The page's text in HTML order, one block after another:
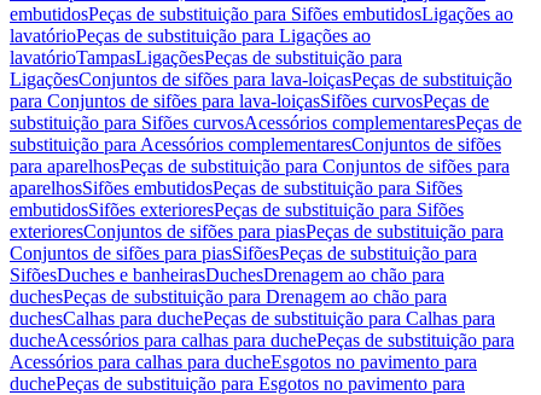
embutidosPeças de substituição para Sifões embutidosLigações ao
lavatórioPeças de substituição para Ligações ao
lavatórioTampasLigaçõesPeças de substituição para
LigaçõesConjuntos de sifões para lava-loiçasPeças de substituição
para Conjuntos de sifões para lava-loiçasSifões curvosPeças de
substituição para Sifões curvosAcessórios complementaresPeças de
substituição para Acessórios complementaresConjuntos de sifões
para aparelhosPeças de substituição para Conjuntos de sifões para
aparelhosSifões embutidosPeças de substituição para Sifões
embutidosSifões exterioresPeças de substituição para Sifões
exterioresConjuntos de sifões para piasPeças de substituição para
Conjuntos de sifões para piasSifõesPeças de substituição para
SifõesDuches e banheirasDuchesDrenagem ao chão para
duchesPeças de substituição para Drenagem ao chão para
duchesCalhas para duchePeças de substituição para Calhas para
ducheAcessórios para calhas para duchePeças de substituição para
Acessórios para calhas para ducheEsgotos no pavimento para
duchePeças de substituição para Esgotos no pavimento para